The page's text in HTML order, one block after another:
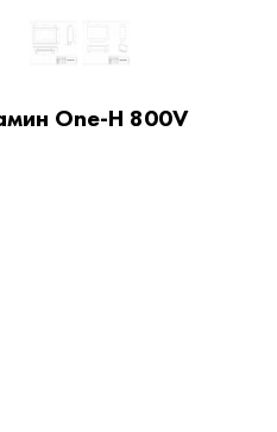
One-H 800V